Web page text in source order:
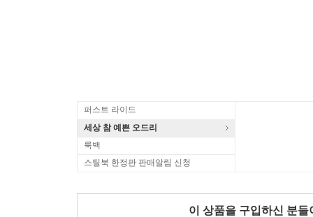
퍼스트 라이드
세상 참 예쁜 오드리
룩백
스틸북 한정판 판매알림 신청
이 상품을 구입하신 분